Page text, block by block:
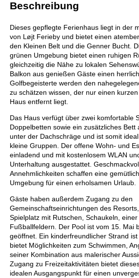
Beschreibung
Dieses gepflegte Ferienhaus liegt in der
von Løjt Ferieby und bietet einen
den Kleinen Belt und die Genner Bucht.
grünen Umgebung bietet einen ruhigen
gleichzeitig die Nähe zu lokalen
Balkon aus genießen Gäste einen
Golfbegeisterte werden den
zu schätzen wissen, der nur einen
Haus entfernt liegt.
Das Haus verfügt über zwei komfortable
Doppelbetten sowie ein zusätzliches Bett
unter der Dachschräge und ist somit
kleine Gruppen. Der offene Wohn- und
einladend und mit kostenlosem WLAN
Unterhaltung ausgestattet.
Annehmlichkeiten schaffen eine
Umgebung für einen erholsamen Urlaub.
Gäste haben außerdem Zugang zu den
Gemeinschaftseinrichtungen des
Spielplatz mit Rutschen, Schaukeln,
Fußballfeldern. Der Pool ist vom 15. Mai
geöffnet. Ein kinderfreundlicher Strand
bietet Möglichkeiten zum Schwimmen,
seiner Kombination aus malerischer
Zugang zu Freizeitaktivitäten bietet
idealen Ausgangspunkt für einen